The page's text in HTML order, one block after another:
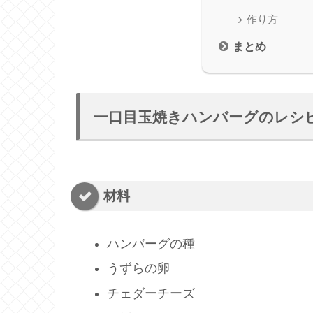
作り方
まとめ
一口目玉焼きハンバーグのレシ
材料
ハンバーグの種
うずらの卵
チェダーチーズ